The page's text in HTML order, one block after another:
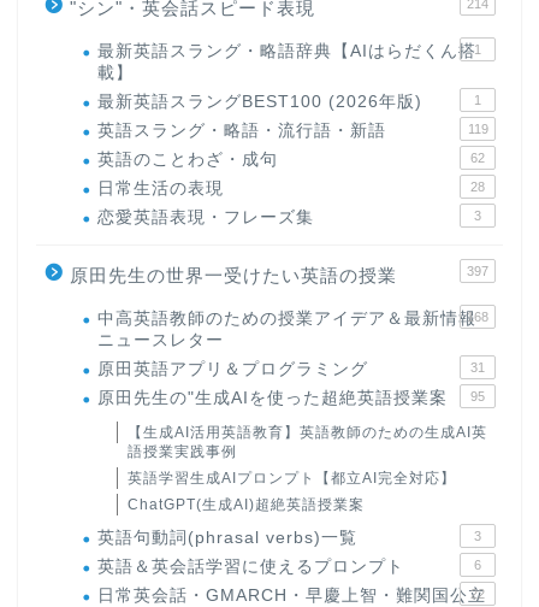
"シン"・英会話スピード表現 214
最新英語スラング・略語辞典【AIはらだくん搭
載】
1
最新英語スラングBEST100 (2026年版) 1
英語スラング・略語・流行語・新語 119
英語のことわざ・成句 62
日常生活の表現 28
恋愛英語表現・フレーズ集 3
原田先生の世界一受けたい英語の授業 397
中高英語教師のための授業アイデア＆最新情報
ニュースレター
168
原田英語アプリ＆プログラミング 31
原田先生の"生成AIを使った超絶英語授業案 95
【生成AI活用英語教育】英語教師のための生成AI英
語授業実践事例
英語学習生成AIプロンプト【都立AI完全対応】
ChatGPT(生成AI)超絶英語授業案
英語句動詞(phrasal verbs)一覧 3
英語＆英会話学習に使えるプロンプト 6
日常英会話・GMARCH・早慶上智・難関国公立
22